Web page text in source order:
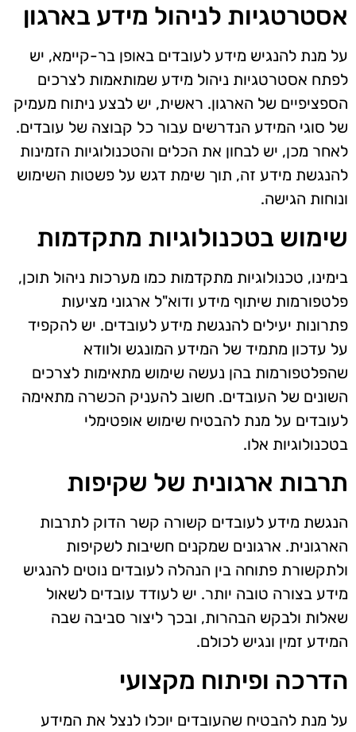
אסטרטגיות לניהול מידע בארגון
על מנת להנגיש מידע לעובדים באופן בר-קיימא, יש
לפתח אסטרטגיות ניהול מידע שמותאמות לצרכים
הספציפיים של הארגון. ראשית, יש לבצע ניתוח מעמיק
של סוגי המידע הנדרשים עבור כל קבוצה של עובדים.
לאחר מכן, יש לבחון את הכלים והטכנולוגיות הזמינות
להנגשת מידע זה, תוך שימת דגש על פשטות השימוש
ונוחות הגישה.
שימוש בטכנולוגיות מתקדמות
בימינו, טכנולוגיות מתקדמות כמו מערכות ניהול תוכן,
פלטפורמות שיתוף מידע ודוא"ל ארגוני מציעות
פתרונות יעילים להנגשת מידע לעובדים. יש להקפיד
על עדכון מתמיד של המידע המונגש ולוודא
שהפלטפורמות בהן נעשה שימוש מתאימות לצרכים
השונים של העובדים. חשוב להעניק הכשרה מתאימה
לעובדים על מנת להבטיח שימוש אופטימלי
בטכנולוגיות אלו.
תרבות ארגונית של שקיפות
הנגשת מידע לעובדים קשורה קשר הדוק לתרבות
הארגונית. ארגונים שמקנים חשיבות לשקיפות
ולתקשורת פתוחה בין הנהלה לעובדים נוטים להנגיש
מידע בצורה טובה יותר. יש לעודד עובדים לשאול
שאלות ולבקש הבהרות, ובכך ליצור סביבה שבה
המידע זמין ונגיש לכולם.
הדרכה ופיתוח מקצועי
על מנת להבטיח שהעובדים יוכלו לנצל את המידע